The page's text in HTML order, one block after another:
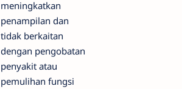
meningkatkan
penampilan dan
tidak berkaitan
dengan pengobatan
penyakit atau
pemulihan fungsi